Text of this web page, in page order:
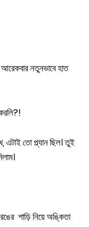
নতুনভাবে হাত
তো প্ল্যান ছিল। তুই
শাড়ি নিয়ে অঙ্কিতা